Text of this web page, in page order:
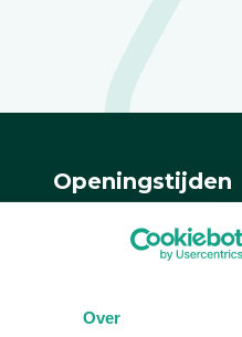
Over
Openingstijden